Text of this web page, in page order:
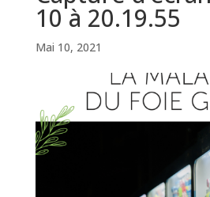
10 à 20.19.55
Mai 10, 2021